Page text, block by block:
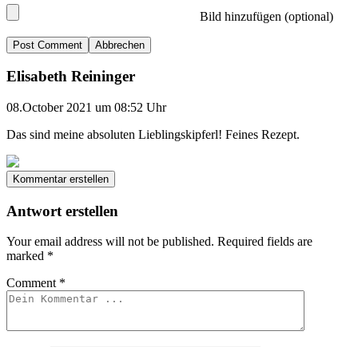
Bild hinzufügen (optional)
Abbrechen
Elisabeth Reininger
08.October 2021 um 08:52 Uhr
Das sind meine absoluten Lieblingskipferl! Feines Rezept.
Kommentar erstellen
Antwort erstellen
Your email address will not be published. Required fields are
marked *
Comment *